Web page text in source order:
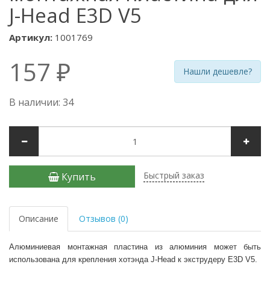
J-Head E3D V5
Артикул: 1001769
157 ₽ Нашли дешевле?
В наличии: 34
Купить Быстрый заказ
Описание Отзывов (0)
Алюминиевая монтажная пластина из алюминия может быть
использована для крепления хотэнда J-Head к экструдеру E3D V5.